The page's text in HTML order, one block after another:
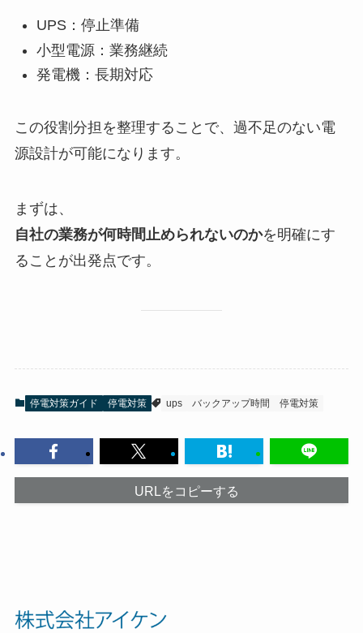
UPS：停止準備
小型電源：業務継続
発電機：長期対応
この役割分担を整理することで、過不足のない電
源設計が可能になります。
まずは、
自社の業務が何時間止められないのかを明確にす
ることが出発点です。
停電対策ガイド 停電対策 ups バックアップ時間 停電対策
URLをコピーする